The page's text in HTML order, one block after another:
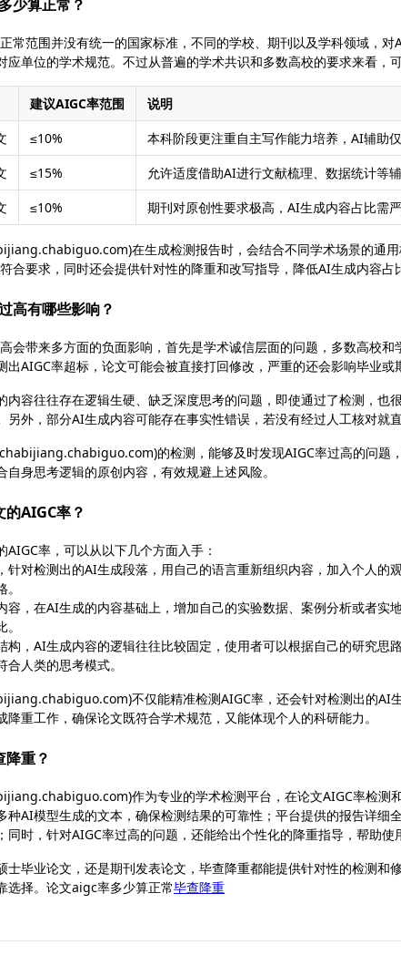
少算正常？
常范围并没有统一的国家标准，不同的学校、期刊以及学科领域，
应单位的学术规范。不过从普遍的学术共识和多数高校的要求来看，
建议AIGC率范围
说明
≤10%
本科阶段更注重自主写作能力培养，AI辅助
≤15%
允许适度借助AI进行文献梳理、数据统计等
≤10% 期刊对原创性要求极高，AI生成内容占比需
在生成检测报告时，会结合不同学术场景的通
合要求，同时还会提供针对性的降重和改写指导，降低AI生成内容占
高有哪些影响？
会带来多方面的负面影响，首先是学术诚信层面的问题，多数高校
出AIGC率超标，论文可能会被直接打回修改，严重的还会影响毕业或
内容往往存在逻辑生硬、缺乏深度思考的问题，即使通过了检测，也
另外，部分AI生成内容可能存在事实性错误，若没有经过人工核对就
的检测，能够及时发现AIGC率过高的问题
自身思考逻辑的原创内容，有效规避上述风险。
AIGC率？
AIGC率，可以从以下几个方面入手：
针对检测出的AI生成段落，用自己的语言重新组织内容，加入个人的
容，在AI生成的内容基础上，增加自己的实验数据、案例分析或者实
构，AI生成内容的逻辑往往比较固定，使用者可以根据自己的研究思
合人类的思考模式。
不仅能精准检测AIGC率，还会针对检测出的AI
降重工作，确保论文既符合学术规范，又能体现个人的科研能力。
降重？
作为专业的学术检测平台，在论文AIGC率检测
种AI模型生成的文本，确保检测结果的可靠性；平台提供的报告详细
同时，针对AIGC率过高的问题，还能给出个性化的降重指导，帮助使
士毕业论文，还是期刊发表论文，毕查降重都能提供针对性的检测和
选择。论文aigc率多少算正常毕查降重